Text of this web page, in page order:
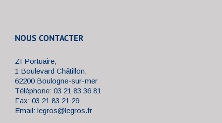
NOUS CONTACTER
ZI Portuaire,
1 Boulevard Châtillon,
62200 Boulogne-sur-mer
Téléphone: 03 21 83 36 81
Fax: 03 21 83 21 29
Email: legros@legros.fr